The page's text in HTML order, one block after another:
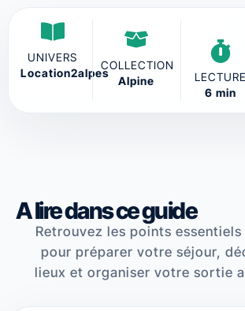
UNIVERS
Location2alpes
COLLECTION
Alpine
LECTURE
6 min
A lire dans ce guide
Retrouvez les points
pour préparer votre séjour,
lieux et organiser votre sortie